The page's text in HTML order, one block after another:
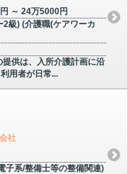
～ 24万5000円
級) (介護職(ケアワーカ
供は、入所介護計画に沿
用者が日常...
社
子系/整備士等の整備関連)